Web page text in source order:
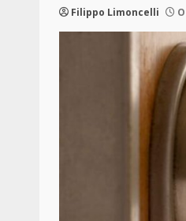
Filippo Limoncelli